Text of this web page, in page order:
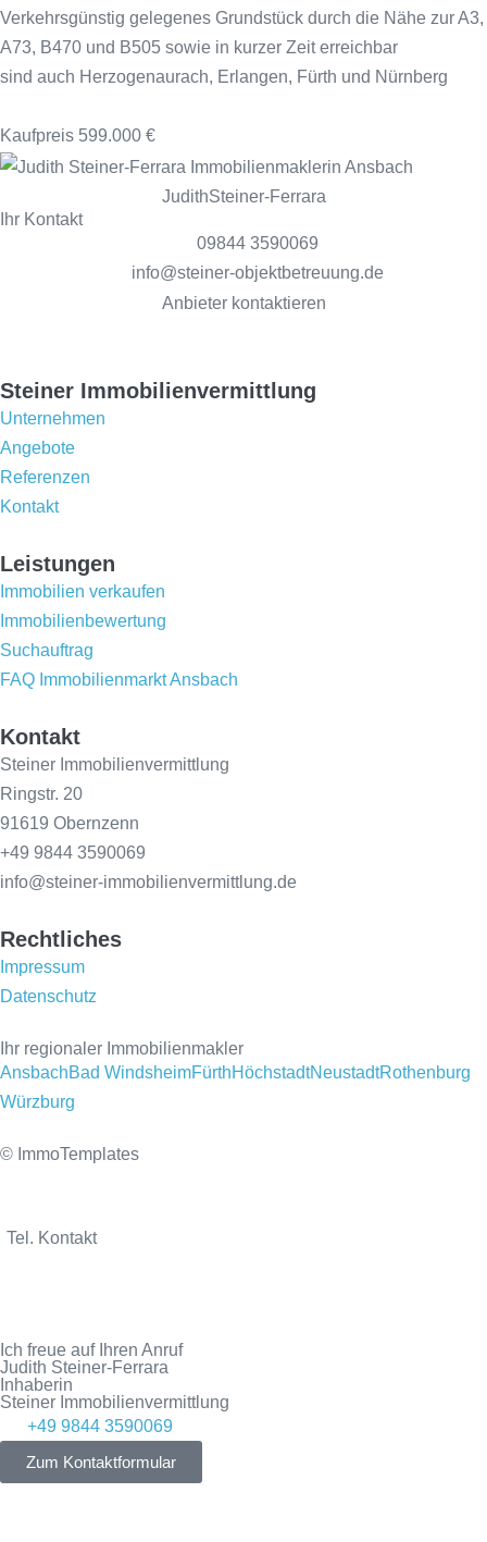
Verkehrsgünstig gelegenes Grundstück durch die Nähe zur A3,
A73, B470 und B505 sowie in kurzer Zeit erreichbar
sind auch Herzogenaurach, Erlangen, Fürth und Nürnberg
Kaufpreis 599.000 €
JudithSteiner-Ferrara
Ihr Kontakt
09844 3590069
info@steiner-objektbetreuung.de
Anbieter kontaktieren
Steiner Immobilienvermittlung
Unternehmen
Angebote
Referenzen
Kontakt
Leistungen
Immobilien verkaufen
Immobilienbewertung
Suchauftrag
FAQ Immobilienmarkt Ansbach
Kontakt
Steiner Immobilienvermittlung
Ringstr. 20
91619 Obernzenn
+49 9844 3590069
info@steiner-immobilienvermittlung.de
Rechtliches
Impressum
Datenschutz
Ihr regionaler Immobilienmakler
AnsbachBad WindsheimFürthHöchstadtNeustadtRothenburg
Würzburg
© ImmoTemplates
Tel. Kontakt
Ich freue auf Ihren Anruf
Judith Steiner-Ferrara
Inhaberin
Steiner Immobilienvermittlung
+49 9844 3590069
Zum Kontaktformular